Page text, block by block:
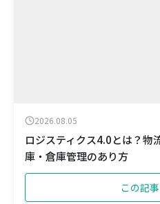
2026.08.05
ロジスティクス4.0とは？物
庫・倉庫管理のあり方
この記